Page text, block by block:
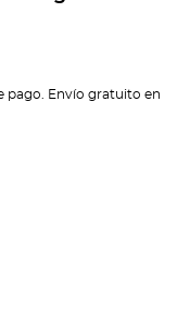
pago. Envío gratuito en